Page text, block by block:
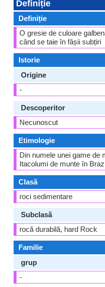
Definiție
Definiție
O gresie de culoare
când se taie în fâșii subțiri
Istorie
Origine
-
Descoperitor
Necunoscut
Etimologie
Din numele unei game de
Itacolumi de munte în
Clasă
roci sedimentare
Subclasă
rocă durabilă, hard Rock
Familie
grup
-